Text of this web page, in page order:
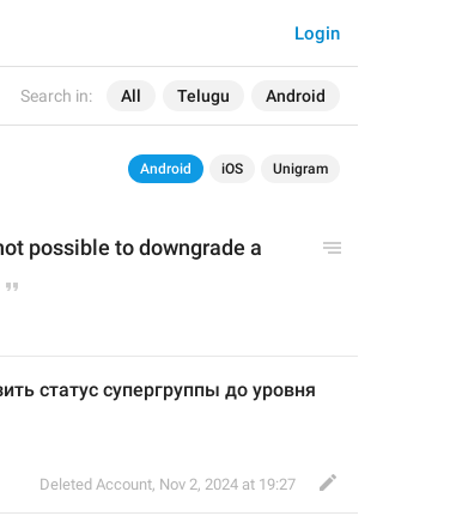
Search in: All Telugu Android
Login
Android iOS Unigram
possible to downgrade a
статус супергруппы до уровня
Deleted Account, Nov 2, 2024 at 19:27